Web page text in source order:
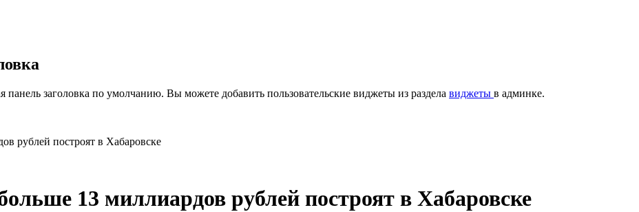
заголовка по умолчанию. Вы можете добавить пользовательские виджеты из раздела виджеты в админке.
рублей построят в Хабаровске
13 миллиардов рублей построят в Хабаровске